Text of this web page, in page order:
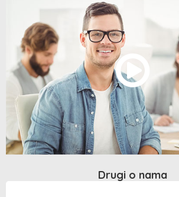
Drugi o nama